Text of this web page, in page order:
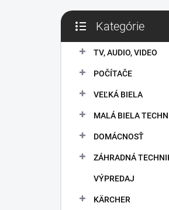
B
č
kategórie
Kategórie
TV, AUDIO, VIDEO
POČÍTAČE
VEĽKÁ BIELA
MALÁ BIELA
DOMÁCNOSŤ
ZÁHRADNÁ
VÝPREDAJ
KÄRCHER